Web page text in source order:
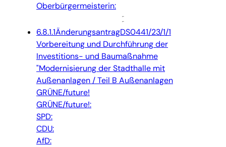
Oberbürgermeisterin:
6.8.1.1ÄnderungsantragDS0441/23/1/1
Vorbereitung und Durchführung der
Investitions- und Baumaßnahme
"Modernisierung der Stadthalle mit
Außenanlagen / Teil B Außenanlagen
GRÜNE/future!
GRÜNE/future!:
SPD:
CDU:
AfD: